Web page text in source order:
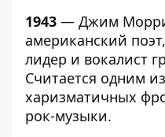
1943 — Джим
американский
лидер и вокалист
Считается одним
харизматичных
рок-музыки.